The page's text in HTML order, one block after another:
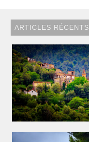
ARTICLES RÉCENTS